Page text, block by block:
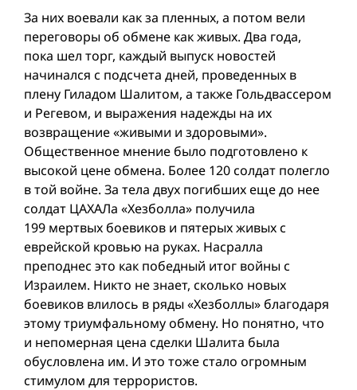
За них воевали как за пленных, а потом вели
переговоры об обмене как живых. Два года,
пока шел торг, каждый выпуск новостей
начинался с подсчета дней, проведенных в
плену Гиладом Шалитом, а также Гольдвассером
и Регевом, и выражения надежды на их
возвращение «живыми и здоровыми».
Общественное мнение было подготовлено к
высокой цене обмена. Более 120 солдат полегло
в той войне. За тела двух погибших еще до нее
солдат ЦАХАЛа «Хезболла» получила
199 мертвых боевиков и пятерых живых с
еврейской кровью на руках. Насралла
преподнес это как победный итог войны с
Израилем. Никто не знает, сколько новых
боевиков влилось в ряды «Хезболлы» благодаря
этому триумфальному обмену. Но понятно, что
и непомерная цена сделки Шалита была
обусловлена им. И это тоже стало огромным
стимулом для террористов.